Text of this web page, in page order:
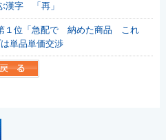
漢字 「再」
１位「急配で 納めた商品 これ
単品単価交渉